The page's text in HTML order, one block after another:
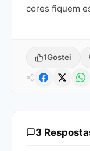
cores fiquem
1Gostei
3